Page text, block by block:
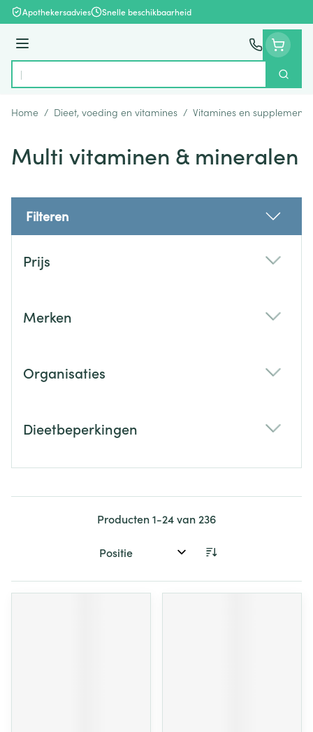
Ga naar de inhoud
Apothekersadvies Snelle beschikbaarheid
Menu
Product, merk, categorie...
Zoek
Home / Dieet, voeding en vitamines / Vitamines en
Multi vitaminen & mineralen
Filteren
Prijs
Merken
Organisaties
Dieetbeperkingen
Producten1-24van 236
Sorteer op: